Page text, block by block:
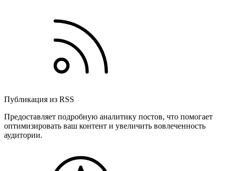
Публикация из RSS
Предоставляет подробную аналитику постов, что помогает
оптимизировать ваш контент и увеличить вовлеченность
аудитории.